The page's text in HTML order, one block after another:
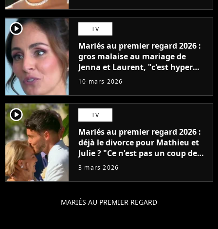
player2 TV
Mariés au premier regard 2026 :
gros malaise au mariage de
Jenna et Laurent, "c'est hyper
gênant"
10 mars 2026
player2 TV
Mariés au premier regard 2026 :
déjà le divorce pour Mathieu et
Julie ? "Ce n'est pas un coup de
foudre"
3 mars 2026
MARIÉS AU PREMIER REGARD